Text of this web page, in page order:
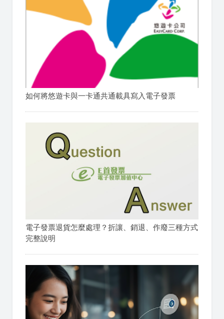
如何將悠遊卡與一卡通共通載具寫入電子發票
電子發票退貨怎麼處理？折讓、銷退、作廢三種方式
完整說明